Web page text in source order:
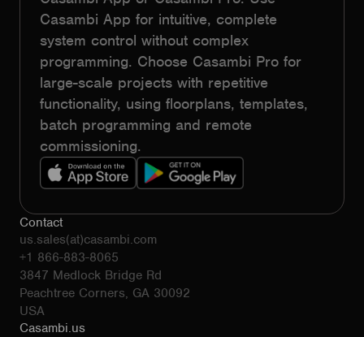
Casambi App for intuitive, complete
system control without complex
programming. Choose Casambi Pro for
large-scale projects with repetitive
functionality, using floorplans, templates,
batch programming and remote
commissioning.
Contact
us.sales(at)casambi.com
+1 866-883-8065
3847 Medlock Bridge Rd
Peachtree Corners, GA 30092
USA
Casambi.us